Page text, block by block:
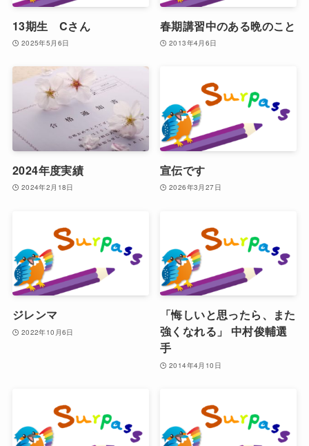
13期生 Cさん
2025年5月6日
春期講習中のある晩のこと
2013年4月6日
2024年度実績
2024年2月18日
宣伝です
2026年3月27日
ジレンマ
2022年10月6日
「悔しいと思ったら、また
強くなれる」 中村俊輔選
手
2014年4月10日